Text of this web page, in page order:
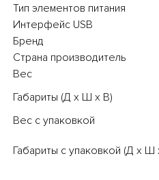
Тип элементов питания
Интерфейс USB
Бренд
Страна производитель
Вес
Габариты (Д х Ш х В)
Вес с упаковкой
Габариты с упаковкой (Д х Ш